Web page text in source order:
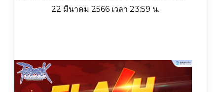
22 มีนาคม 2566 เวลา 23:59 น.